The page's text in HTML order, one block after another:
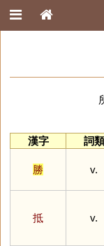
漢字
詞類
勝 v.
抵 v.